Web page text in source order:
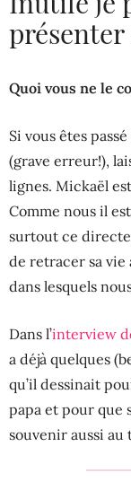
présenter
Quoi vous ne le
Si vous êtes
(grave erreur!),
lignes. Mickaël
Comme nous il
surtout ce
de retracer sa vie
dans lesquels
Dans l’interview
a déjà quelques
qu’il dessinait
papa et pour que
souvenir aussi au